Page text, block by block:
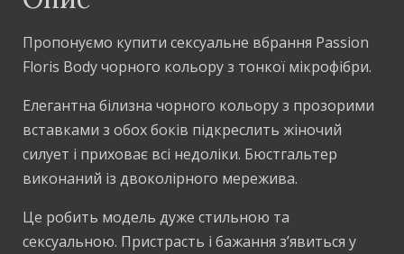
Пропонуємо купити сексуальне вбрання Passion
Floris Body чорного кольору з тонкої мікрофібри.
Елегантна білизна чорного кольору з прозорими
вставками з обох боків підкреслить жіночий
силует і приховає всі недоліки. Бюстгальтер
виконаний із двоколірного мережива.
Це робить модель дуже стильною та
сексуальною. Пристрасть і бажання з’явиться у